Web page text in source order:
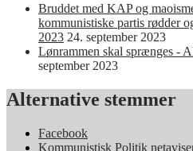
Bruddet med KAP og
kommunistiske partis rødder
2023 24. september 2023
Lønrammen skal sprænges -
september 2023
Alternative stemmer
Facebook
Kommunistisk Politik